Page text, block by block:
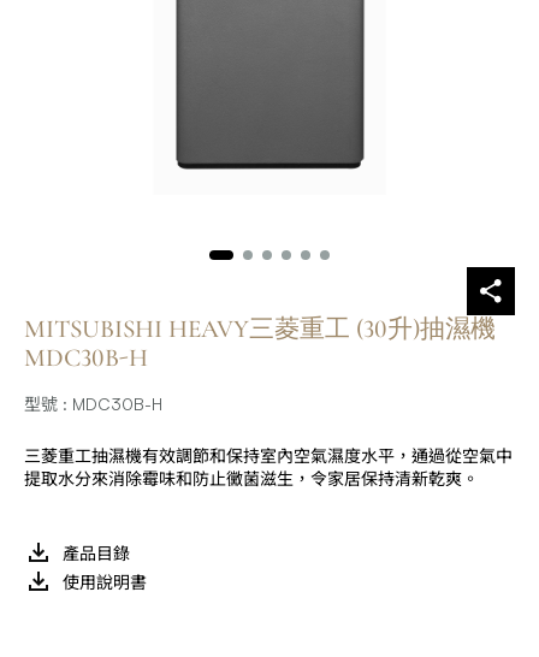
MITSUBISHI HEAVY三菱重工 (30升)抽濕機
MDC30B-H
型號 : MDC30B-H
三菱重工抽濕機有效調節和保持室內空氣濕度水平，通過從空氣中
提取水分來消除霉味和防止黴菌滋生，令家居保持清新乾爽。
產品目錄
使用說明書